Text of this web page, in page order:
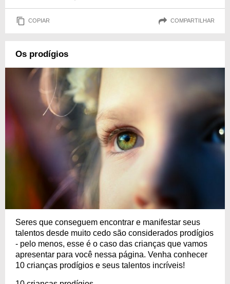
COPIAR COMPARTILHAR
Os prodígios
Seres que conseguem encontrar e manifestar seus
talentos desde muito cedo são considerados prodígios
- pelo menos, esse é o caso das crianças que vamos
apresentar para você nessa página. Venha conhecer
10 crianças prodígios e seus talentos incríveis!